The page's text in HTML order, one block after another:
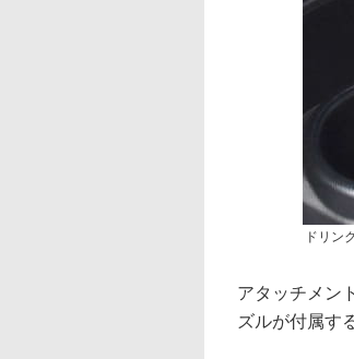
ドリン
アタッチメン
ズルが付属す